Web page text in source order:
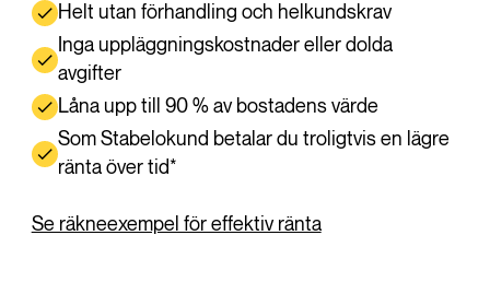
Helt utan förhandling och helkundskrav
Inga uppläggningskostnader eller dolda
avgifter
Låna upp till 90 % av bostadens värde
Som Stabelokund betalar du troligtvis en lägre
ränta över tid*
Se räkneexempel för effektiv ränta